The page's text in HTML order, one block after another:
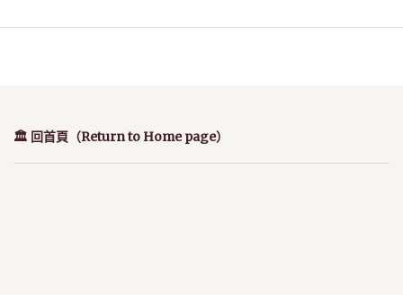
🏛️ 回首頁（Return to Home page）